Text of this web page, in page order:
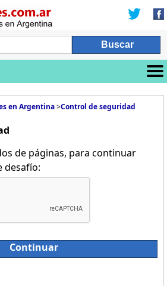
en Argentina>Control de seguridad
de páginas, para continuar
desafío:
Continuar